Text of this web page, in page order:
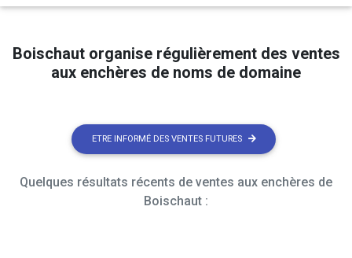
Boischaut organise régulièrement des ventes
aux enchères de noms de domaine
ETRE INFORMÉ DES VENTES FUTURES
Quelques résultats récents de ventes aux enchères de
Boischaut :